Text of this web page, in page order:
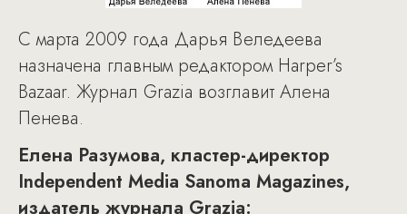
С марта 2009 года Дарья Веледеева
назначена главным редактором Harper’s
Bazaar. Журнал Grazia возглавит Алена
Пенева.
Елена Разумова, кластер-директор
Independent Media Sanoma Magazines,
издатель журнала Grazia: